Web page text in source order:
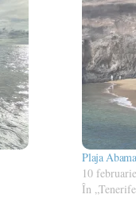
Plaja
10
În